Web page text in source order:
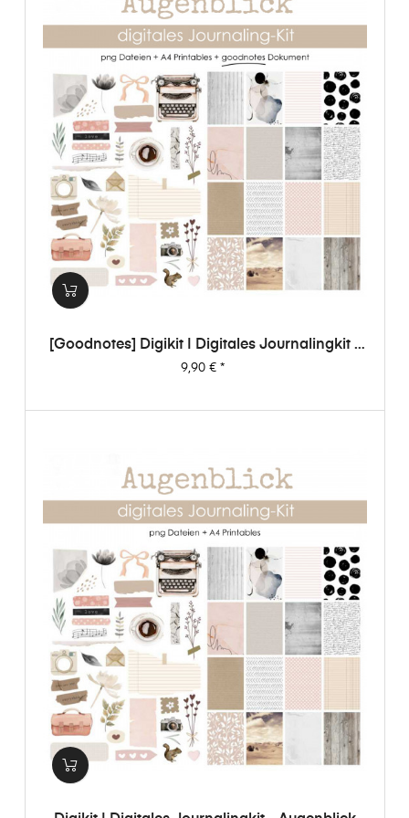
[Goodnotes] Digikit | Digitales Journalingkit -
Augenblick
Preis
9,90 €*